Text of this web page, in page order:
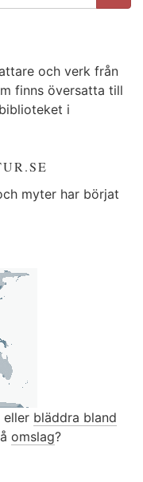
och verk från
finns översatta till
i
myter har börjat
eller bläddra bland
omslag?